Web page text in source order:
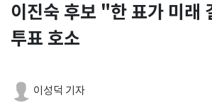
이진숙 후보 "한 표가 미
투표 호소
이성덕 기자